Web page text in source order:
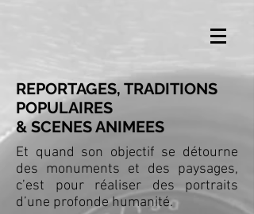
REPORTAGES, TRADITIONS
POPULAIRES
& SCENES ANIMEES
Et quand son objectif se détourne
des monuments et des paysages,
c’est pour réaliser des portraits
d’une profonde humanité.